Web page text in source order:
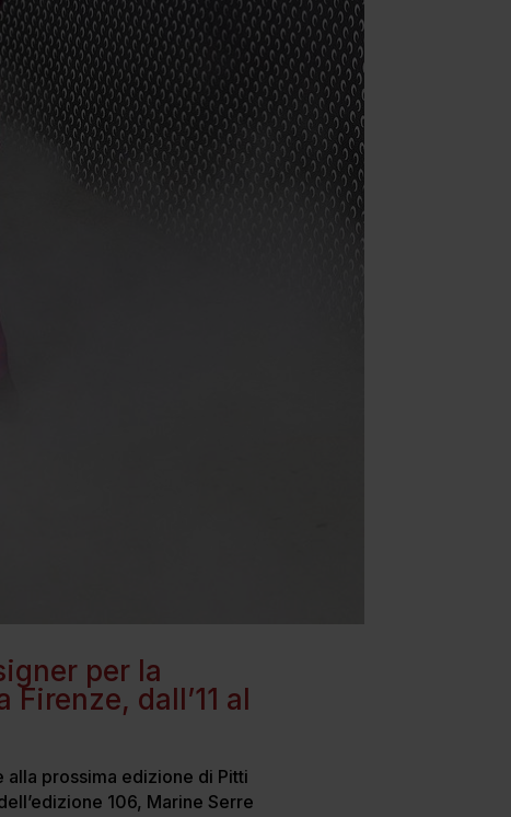
per la
dall’11 al
prossima edizione di Pitti
106, Marine Serre